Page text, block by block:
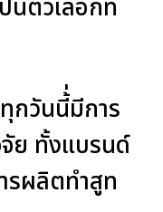
นตัวเลือกที่
กวันนี้่มีการ
ย ทั้งแบรนด์
รผลิตทำสูท